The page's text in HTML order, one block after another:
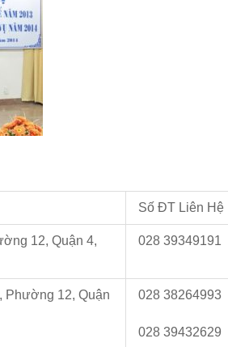
Số ĐT Liên Hệ
12, Quận 4,
028 39349191
Phường 12, Quận
028 38264993
028 39432629